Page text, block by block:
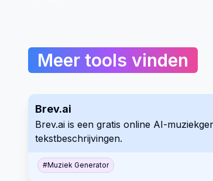
Meer tools vinden
Brev.ai
Brev.ai is een gratis online AI-
tekstbeschrijvingen.
#Muziek Generator